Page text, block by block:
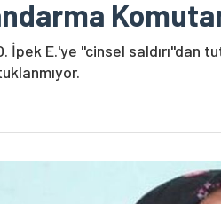
İpek E.'ye "cinsel saldırı"dan